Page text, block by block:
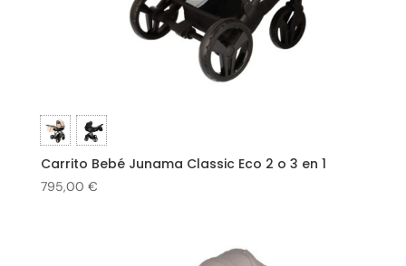
Carrito Bebé Junama Classic Eco 2 o 3 en 1
795,00 €